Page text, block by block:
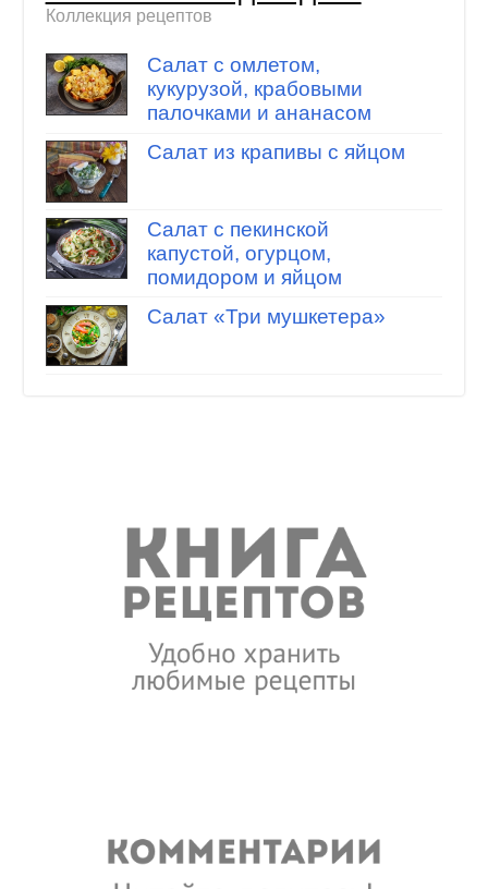
Коллекция рецептов
Салат с омлетом,
кукурузой, крабовыми
палочками и ананасом
Салат из крапивы с яйцом
Салат с пекинской
капустой, огурцом,
помидором и яйцом
Салат «Три мушкетера»